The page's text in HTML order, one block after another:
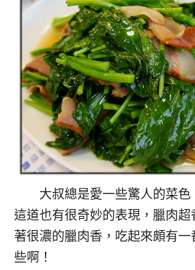
大叔總是愛一些驚人的菜色
這道也有很奇妙的表現，臘肉超
著很濃的臘肉香，吃起來頗有一
些啊！